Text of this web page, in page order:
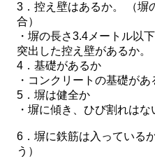
3．控え壁はあるか。 （塀
合）
・塀の長さ3.4メートル以
突出した控え壁があるか。
4．基礎があるか
・コンクリートの基礎があ
5．塀は健全か
・塀に傾き、ひび割れはな
6．塀に鉄筋は入っている
う）